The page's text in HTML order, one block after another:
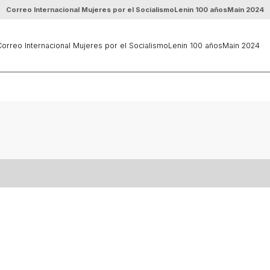
Correo Internacional Mujeres por el SocialismoLenin 100 añosMain 2024
Internacional Mujeres por el SocialismoLenin 100 añosMain 2024